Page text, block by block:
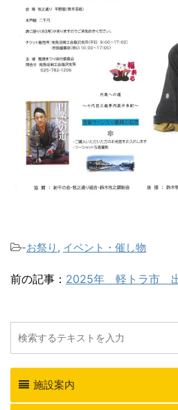
-お祭り , イベント・催し物
前の記事： 2025年 軽トラ市
施設案内